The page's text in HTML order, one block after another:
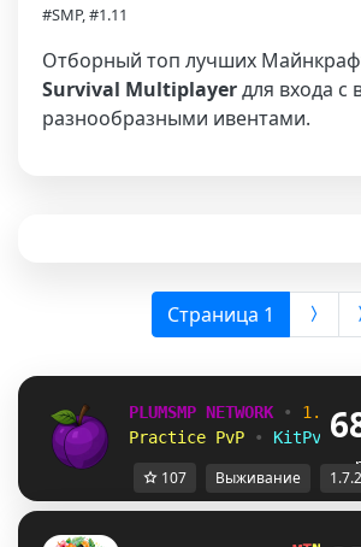
#SMP, #1.11
Отборный топ лучших
Survival Multiplayerдля входа с
разнообразными ивентами.
Страница 1
PLUMSMP NETWORK • 1.7.2
Practice PvP
• KitPvP •
107 Выживание